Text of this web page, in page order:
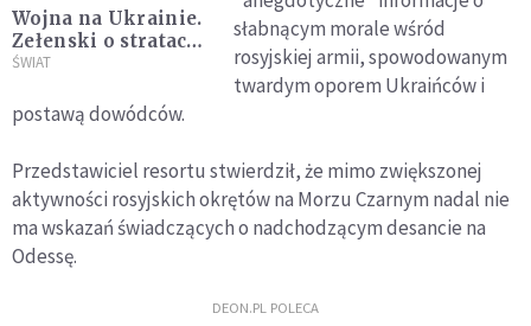
Wojna na Ukrainie.
Zełenski o stratach
Rosjan
ŚWIAT
słabnącym morale wśród
rosyjskiej armii, spowodowanym
twardym oporem Ukraińców i
postawą dowódców.
Przedstawiciel resortu stwierdził, że mimo zwiększonej
aktywności rosyjskich okrętów na Morzu Czarnym nadal nie
ma wskazań świadczących o nadchodzącym desancie na
Odessę.
DEON.PL POLECA